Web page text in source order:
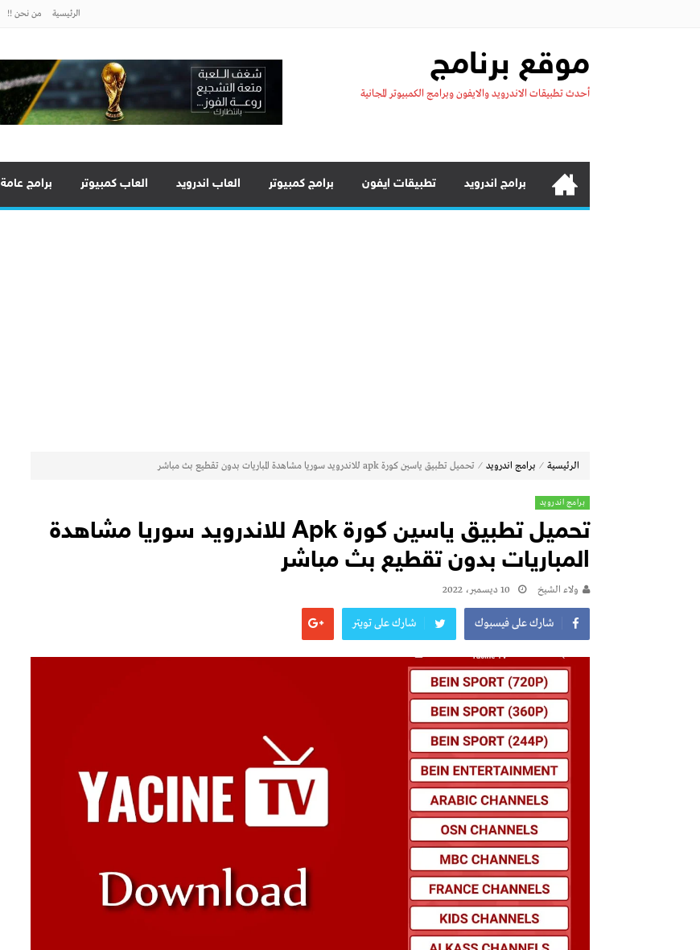
الرئيسية من نحن !!
موقع برنامج
أحدث تطبيقات الاندرويد والايفون وبرامج الكمبيوتر المجانية
برامج اندرويد تطبيقات ايفون برامج كمبيوتر العاب اندرويد العاب كمبيوتر برامج عامة
الرئيسية ⁄ برامج اندرويد ⁄ تحميل تطبيق ياسين كورة apk للاندرويد سوريا مشاهدة المباريات بدون تقطيع بث مباشر
برامج اندرويد
تحميل تطبيق ياسين كورة Apk للاندرويد سوريا مشاهدة
المباريات بدون تقطيع بث مباشر
ولاء الشيخ 10 ديسمبر، 2022
شارك على فيسبوك شارك على تويتر